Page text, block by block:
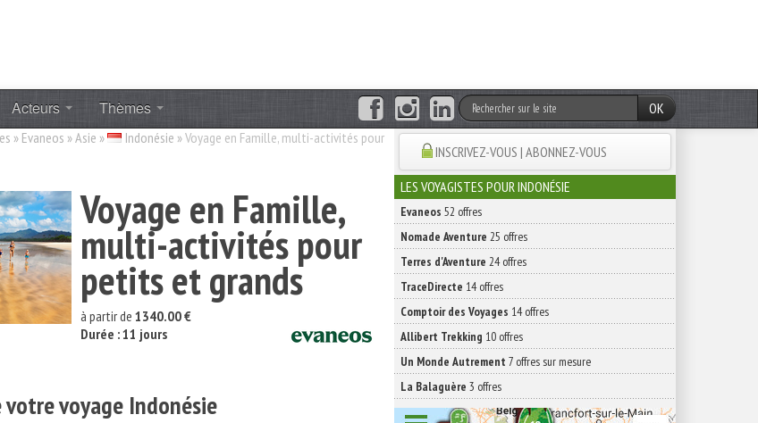
Acteurs Thèmes
OK
» Evaneos »Asie » Indonésie »Voyage en Famille, multi-activités pour
Voyage en Famille,
multi-activités pour
petits et grands
à partir de 1340.00 €
Durée : 11 jours
voyage Indonésie
INSCRIVEZ-VOUS | ABONNEZ-VOUS
LES VOYAGISTES POUR INDONÉSIE
Evaneos 52 offres
Nomade Aventure 25 offres
Terres d'Aventure 24 offres
TraceDirecte 14 offres
Comptoir des Voyages 14 offres
Allibert Trekking 10 offres
Un Monde Autrement 7 offres sur mesure
La Balaguère 3 offres